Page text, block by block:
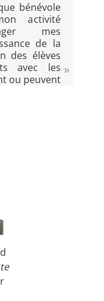
bénévole
activité
mes
de la
des élèves
avec les
ou peuvent